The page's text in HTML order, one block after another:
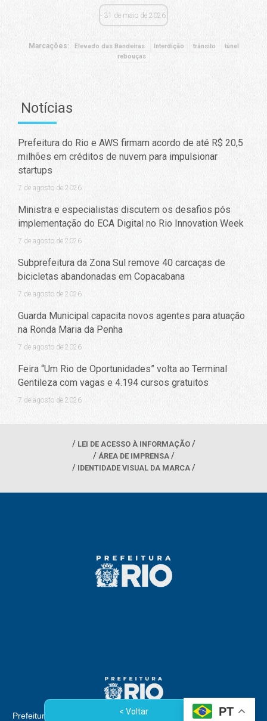
31 de maio de 2026
Marcações: Elevado das Bandeiras Interdição trânsito
túnel
rebouças
Notícias
Prefeitura do Rio e AWS firmam acordo de até R$ 20,5
milhões em créditos de nuvem para impulsionar
startups
7 de agosto de 2026
Ministra e especialistas discutem os desafios pós
implementação do ECA Digital no Rio Innovation Week
7 de agosto de 2026
Subprefeitura da Zona Sul remove 40 carcaças de
bicicletas abandonadas em Copacabana
7 de agosto de 2026
Guarda Municipal capacita novos agentes para atuação
na Ronda Maria da Penha
7 de agosto de 2026
Feira “Um Rio de Oportunidades” volta ao Terminal
Gentileza com vagas e 4.194 cursos gratuitos
7 de agosto de 2026
< Voltar
LEI DE ACESSO À INFORMAÇÃO
ÁREA DE IMPRENSA
IDENTIDADE VISUAL DA MARCA
Prefeitura da Cidade do Rio de Janeiro - Rua Afonso Cavalcanti,
PT